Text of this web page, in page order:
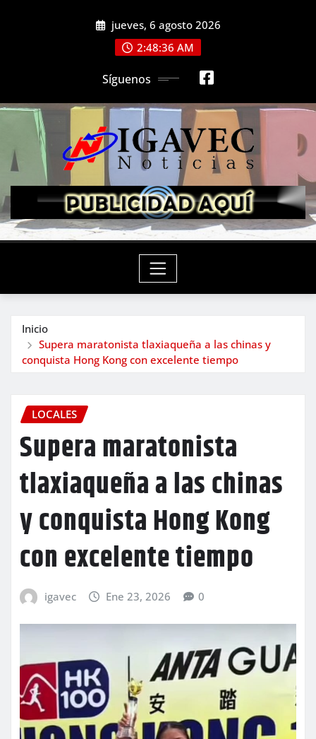
jueves, 6 agosto 2026
2:48:38 AM
Síguenos
Inicio
Supera maratonista tlaxiaqueña a las chinas y
conquista Hong Kong con excelente tiempo
LOCALES
Supera maratonista
tlaxiaqueña a las chinas
y conquista Hong Kong
con excelente tiempo
igavec Ene 23, 2026 0